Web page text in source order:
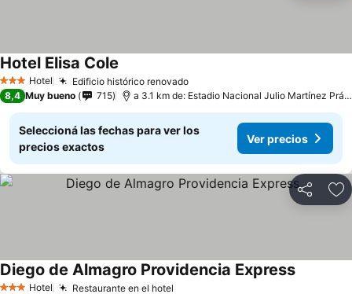
3 Estrellas
Hotel Edificio histórico renovado
Hotel Elisa Cole
8,4 Muy bueno 715 a 3.1 km de: Estadio Nacional Julio Martínez Prádanos
Seleccioná las fechas para ver los
precios exactos
Ver precios
Compartir
Hotel Restaurante en el hotel
Diego de Almagro Providencia Express